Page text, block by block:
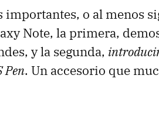
importantes, o al menos
Note, la primera,
y la segunda,
Pen. Un accesorio que